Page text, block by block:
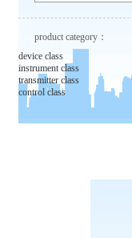
product category：
device class
instrument class
transmitter class
control class